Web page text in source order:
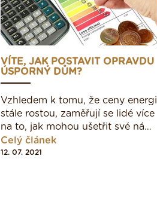
VÍTE, JAK POSTAVIT OPRAVDU
ÚSPORNÝ DŮM?
Vzhledem k tomu, že ceny
stále rostou, zaměřují se lidé více
na to, jak mohou ušetřit své ná…
Celý článek
12. 07. 2021